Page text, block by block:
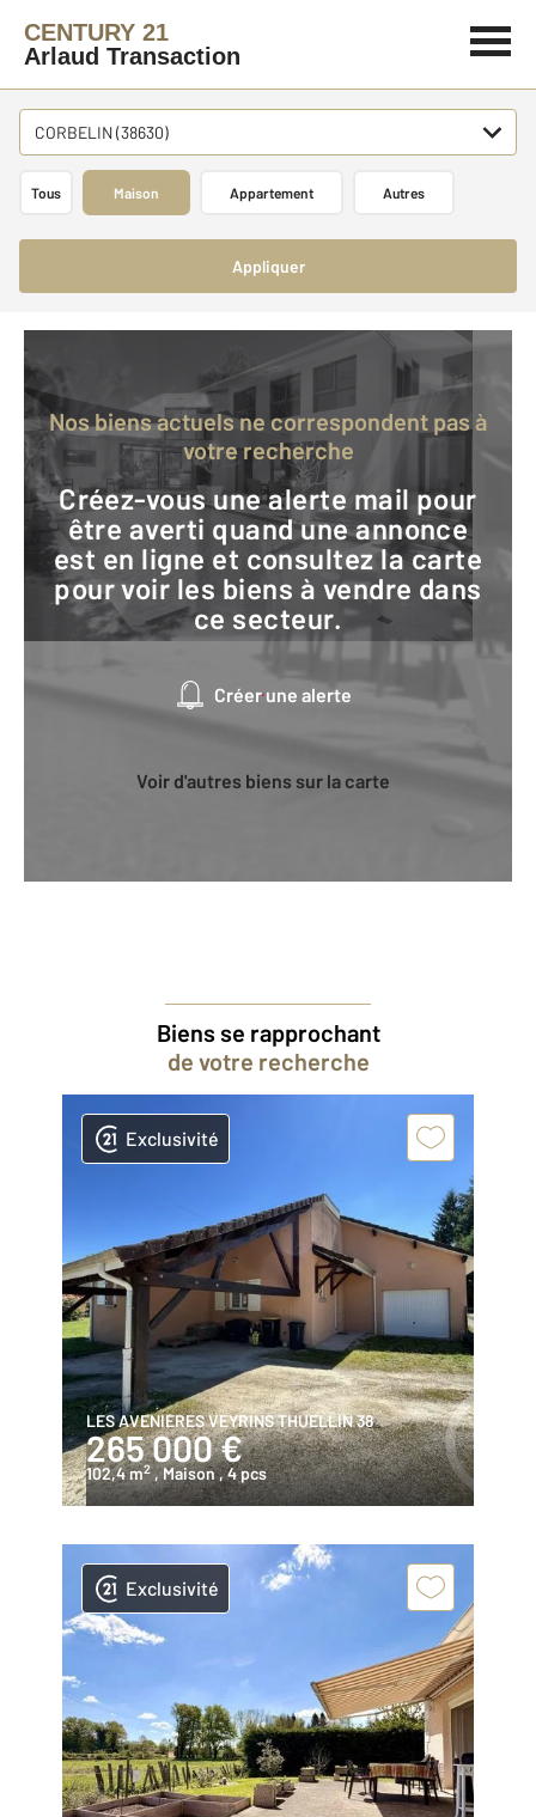
CENTURY 21
Arlaud Transaction
CORBELIN (38630)
Tous Maison Appartement Autres
Appliquer
Nos biens actuels ne correspondent pas à
votre recherche
Créez-vous une alerte mail pour
être averti quand une annonce
est en ligne et consultez la carte
pour voir les biens à vendre dans
ce secteur.
Créer une alerte
Voir d'autres biens sur la carte
Biens se rapprochant
de votre recherche
Exclusivité
LES AVENIERES VEYRINS THUELLIN 38
265 000 €
102,4 m2 , Maison , 4 pcs
Exclusivité